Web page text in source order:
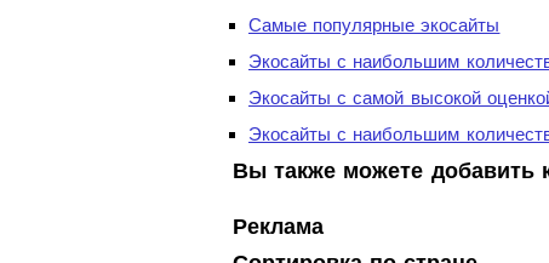
Самые популярные экосайты
Экосайты с наибольшим
Экосайты с самой высокой
Экосайты с наибольшим
Вы также можете добавить
Реклама